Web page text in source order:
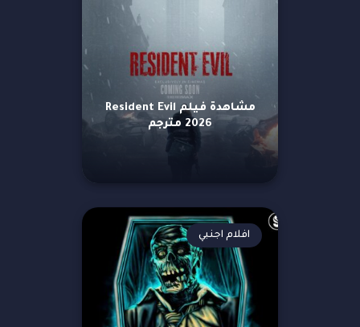
مشاهدة فيلم Resident Evil
2026 مترجم
افلام اجنبي